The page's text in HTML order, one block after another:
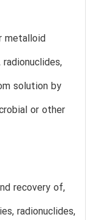
metalloid
solution by
or other
recovery of,
radionuclides,